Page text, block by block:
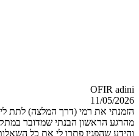
OFIR adini
11/05/2026
מהרגע הראשון הבנתי שמדובר
והידע שהפגין פתרו לי את כל